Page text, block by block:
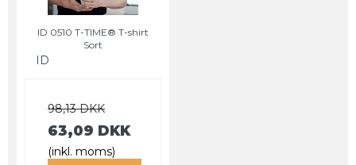
ID 0510 T-TIME® T-shirt
Sort
ID
98,13 DKK
63,09 DKK
(inkl. moms)